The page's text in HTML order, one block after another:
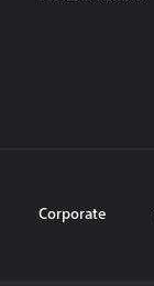
Corporate